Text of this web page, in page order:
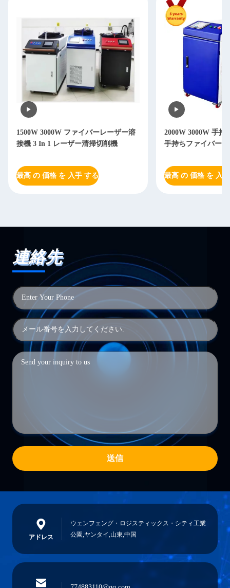
2000W 3000W 手持ちレーザー溶接機
手持ちファイバーレーザー溶接機
最高 の 価格 を 入手 する
2000W 3000W ハン
溶接機 マックス 3
最高 の 価格 を 入
連絡先
送信
アドレス
ウェンフェング・ロジスティックス・シティ工業
公園,ヤンタイ,山東,中国